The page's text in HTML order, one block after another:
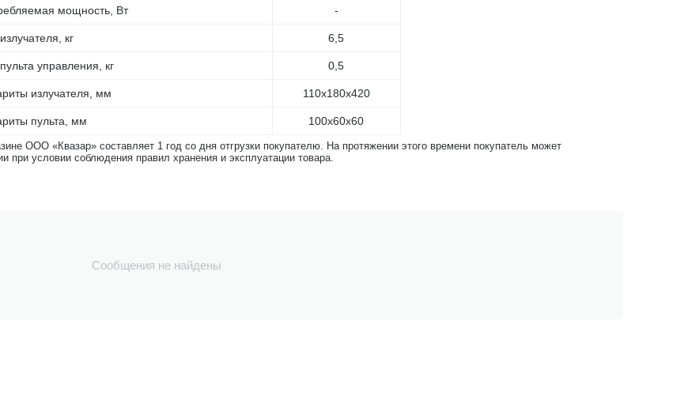
мощность, Вт -
кг 6,5
управления, кг 0,5
излучателя, мм 110х180х420
пульта, мм 100х60х60
ООО «Квазар» составляет 1 год со дня отгрузки покупателю. На протяжении этого времени покупатель может
при условии соблюдения правил хранения и эксплуатации товара.
Сообщения не найдены